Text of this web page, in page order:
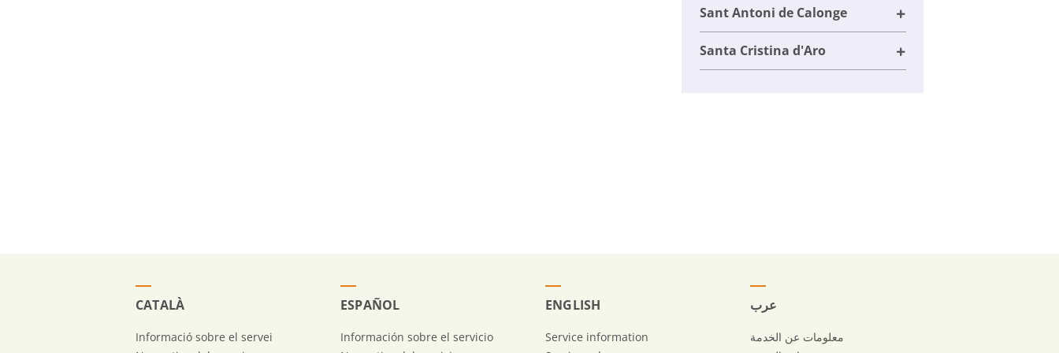
Sant Antoni de Calonge
Santa Cristina d'Aro
CATALÀ
Informació sobre el servei
ESPAÑOL
Información sobre el servicio
ENGLISH
Service information
عرب
معلومات عن الخدمة